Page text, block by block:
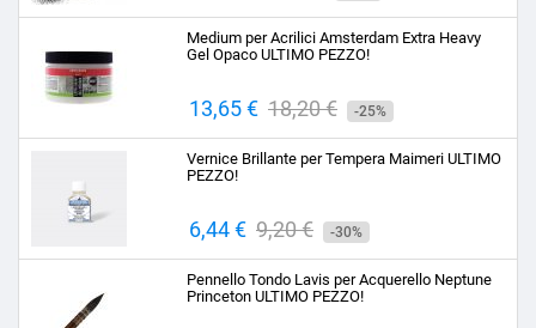
base
Medium per Acrilici Amsterdam Extra Heavy
Gel Opaco ULTIMO PEZZO!
Prezzo
13,65 € Prezzo
base
18,20 € -25%
Vernice Brillante per Tempera Maimeri ULTIMO
PEZZO!
Prezzo
6,44 € Prezzo
base
9,20 € -30%
Pennello Tondo Lavis per Acquerello Neptune
Princeton ULTIMO PEZZO!